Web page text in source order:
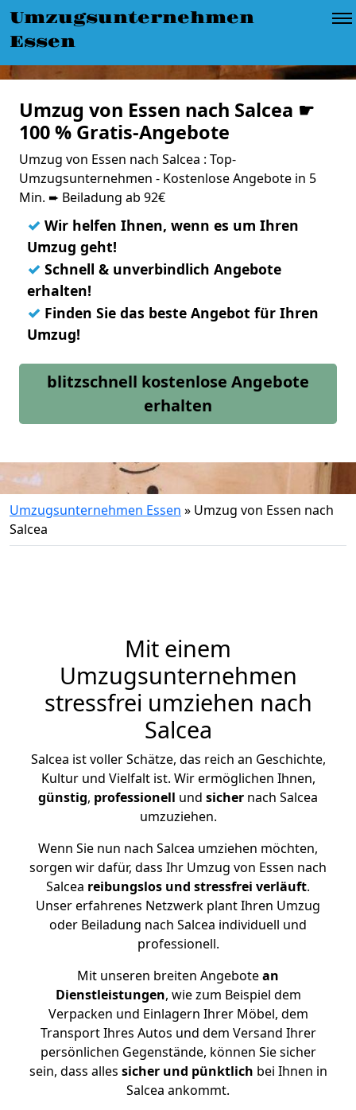
Umzugsunternehmen
Essen
Umzug von Essen nach Salcea ☛
100 % Gratis-Angebote
Umzug von Essen nach Salcea : Top-
Umzugsunternehmen - Kostenlose Angebote in 5
Min. ➨ Beiladung ab 92€
✓ Wir helfen Ihnen, wenn es um Ihren
Umzug geht!
✓ Schnell & unverbindlich Angebote
erhalten!
✓ Finden Sie das beste Angebot für Ihren
Umzug!
blitzschnell kostenlose Angebote
erhalten
Umzugsunternehmen Essen » Umzug von Essen nach
Salcea
Mit einem
Umzugsunternehmen
stressfrei umziehen nach
Salcea
Salcea ist voller Schätze, das reich an Geschichte,
Kultur und Vielfalt ist. Wir ermöglichen Ihnen,
günstig, professionell und sicher nach Salcea
umzuziehen.
Wenn Sie nun nach Salcea umziehen möchten,
sorgen wir dafür, dass Ihr Umzug von Essen nach
Salcea reibungslos und stressfrei verläuft.
Unser erfahrenes Netzwerk plant Ihren Umzug
oder Beiladung nach Salcea individuell und
professionell.
Mit unseren breiten Angebotean
Dienstleistungen, wie zum Beispiel dem
Verpacken und Einlagern Ihrer Möbel, dem
Transport Ihres Autos und dem Versand Ihrer
persönlichen Gegenstände, können Sie sicher
sein, dass alles sicher und pünktlich bei Ihnen in
Salcea ankommt.